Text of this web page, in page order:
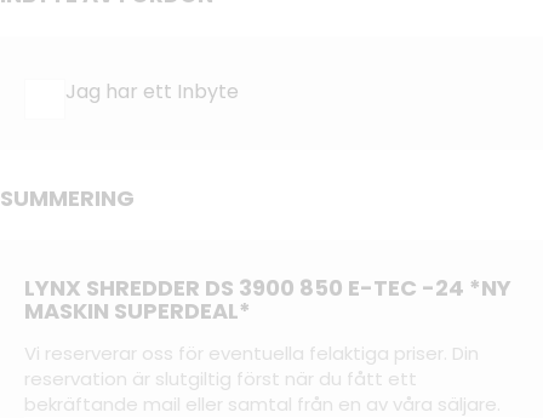
Jag har ett Inbyte
SUMMERING
LYNX SHREDDER DS 3900 850 E-TEC -24 *NY
MASKIN SUPERDEAL*
Vi reserverar oss för eventuella felaktiga priser. Din
reservation är slutgiltig först när du fått ett
bekräftande mail eller samtal från en av våra säljare.